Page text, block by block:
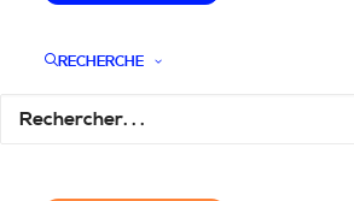
RECHERCHE
votre projet de blanchisserie